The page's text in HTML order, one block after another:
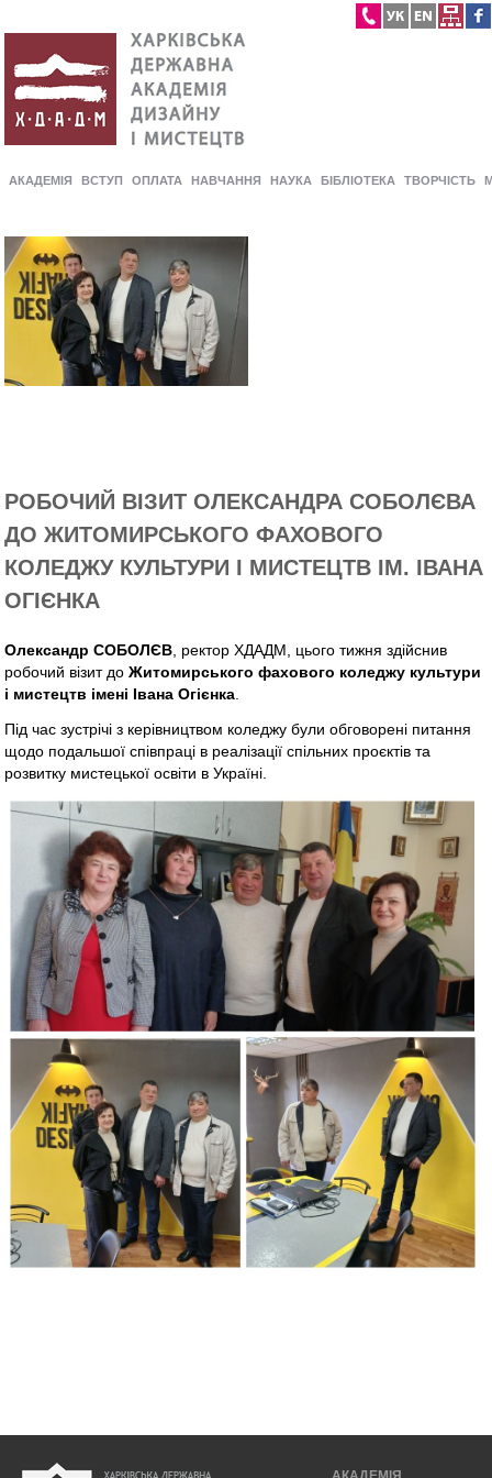
АКАДЕМІЯ ВСТУП ОПЛАТА НАВЧАННЯ НАУКА БІБЛІОТЕКА ТВОРЧІСТЬ
РОБОЧИЙ ВІЗИТ ОЛЕКСАНДРА СОБОЛЄВА
ДО ЖИТОМИРСЬКОГО ФАХОВОГО
КОЛЕДЖУ КУЛЬТУРИ І МИСТЕЦТВ ІМ. ІВАНА
ОГІЄНКА
Олександр СОБОЛЄВ, ректор ХДАДМ, цього тижня здійснив
робочий візит доЖитомирського фахового коледжу культури
і мистецтв імені Івана Огієнка.
Під час зустрічі з керівництвом коледжу були обговорені питання
щодо подальшої співпраці в реалізації спільних проєктів та
розвитку мистецької освіти в Україні.